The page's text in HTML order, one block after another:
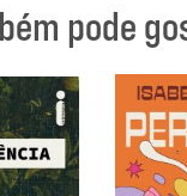
pode